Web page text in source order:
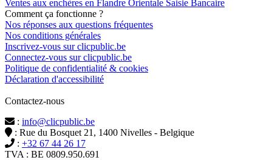
Ventes aux enchères en Flandre Orientale Saisie Bancaire
Comment ça fonctionne ?
Nos réponses aux questions fréquentes
Nos conditions générales
Inscrivez-vous sur clicpublic.be
Connectez-vous sur clicpublic.be
Politique de confidentialité & cookies
Déclaration d'accessibilité
Contactez-nous
: info@clicpublic.be
: Rue du Bosquet 21, 1400 Nivelles - Belgique
: +32 67 44 26 17
TVA : BE 0809.950.691